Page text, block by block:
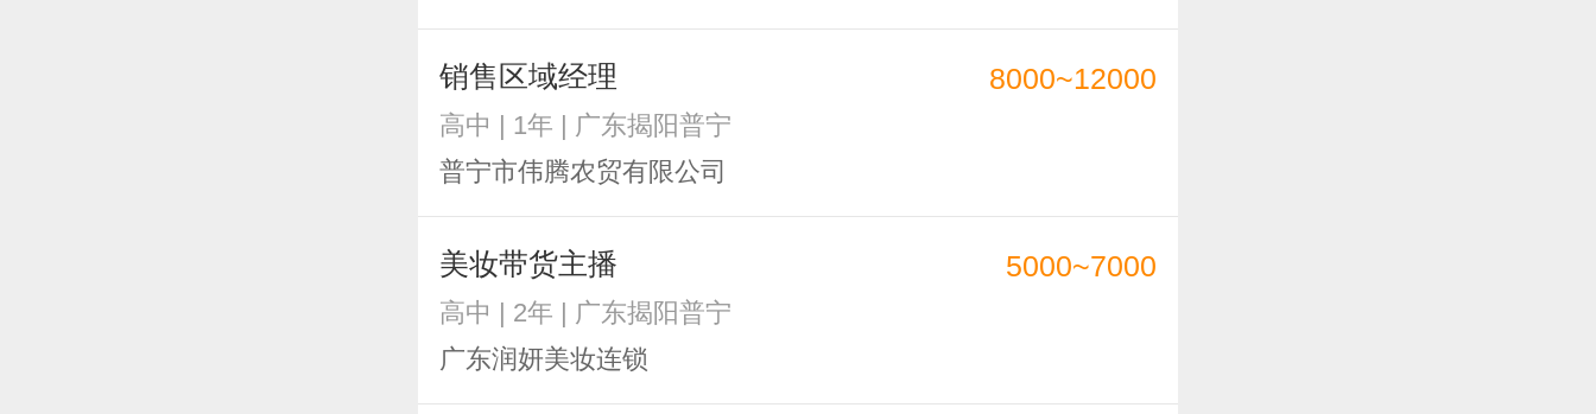
销售区域经理
高中 | 1年 | 广东揭阳普宁
普宁市伟腾农贸有限公司
8000~12000
美妆带货主播
高中 | 2年 | 广东揭阳普宁
广东润妍美妆连锁
5000~7000